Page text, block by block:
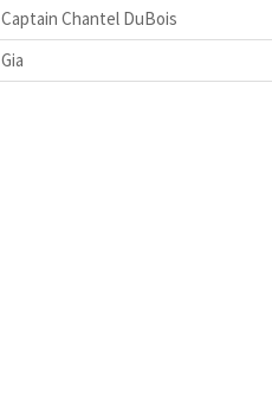
Captain Chantel DuBois
Gia